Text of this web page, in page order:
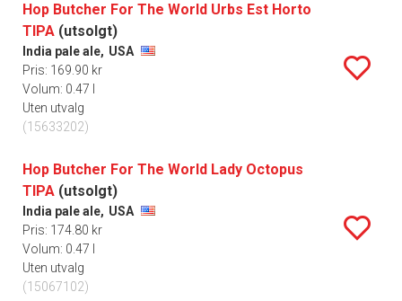
Hop Butcher For The World Urbs Est Horto
TIPA (utsolgt)
India pale ale, USA
Pris: 169.90 kr
Volum: 0.47 l
Uten utvalg
(15633202)
Hop Butcher For The World Lady Octopus
TIPA (utsolgt)
India pale ale, USA
Pris: 174.80 kr
Volum: 0.47 l
Uten utvalg
(15067102)